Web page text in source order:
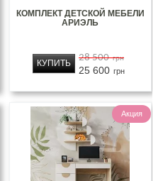
КОМПЛЕКТ ДЕТСКОЙ МЕБЕЛИ
АРИЭЛЬ
28 500 грн
25 600 грн
КУПИТЬ
Акция